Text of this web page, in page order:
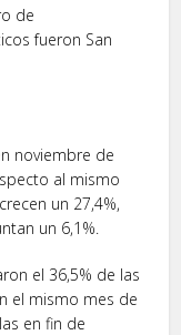
de
fueron San
noviembre de
al mismo
un 27,4%,
un 6,1%.
el 36,5% de las
el mismo mes de
en fin de